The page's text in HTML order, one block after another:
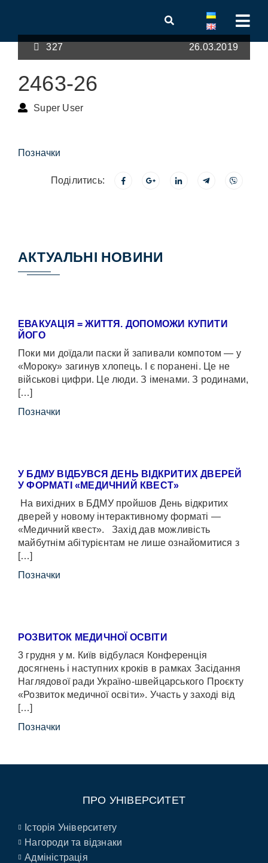
327 26.03.2019
2463-26
Super User
Позначки
Поділитись:
АКТУАЛЬНІ НОВИНИ
ЕВАКУАЦІЯ = ЖИТТЯ. ДОПОМОЖИ КУПИТИ
ЙОГО
Поки ми доїдали паски й запивали компотом — у
«Мороку» загинув хлопець. І є поранені. Це не
військові цифри. Це люди. З іменами. З родинами,
[…]
Позначки
У БДМУ ВІДБУВСЯ ДЕНЬ ВІДКРИТИХ ДВЕРЕЙ
У ФОРМАТІ «МЕДИЧНИЙ КВЕСТ»
На вихідних в БДМУ пройшов День відкритих
дверей у новому інтерактивному форматі —
«Медичний квест». Захід дав можливість
майбутнім абітурієнтам не лише ознайомитися з
[…]
Позначки
РОЗВИТОК МЕДИЧНОЇ ОСВІТИ
3 грудня у м. Київ відбулася Конференція
досягнень і наступних кроків в рамках Засідання
Наглядової ради Україно-швейцарського Проєкту
«Розвиток медичної освіти». Участь у заході від
[…]
Позначки
ПРО УНІВЕРСИТЕТ
Історія Університету
Нагороди та відзнаки
Адміністрація